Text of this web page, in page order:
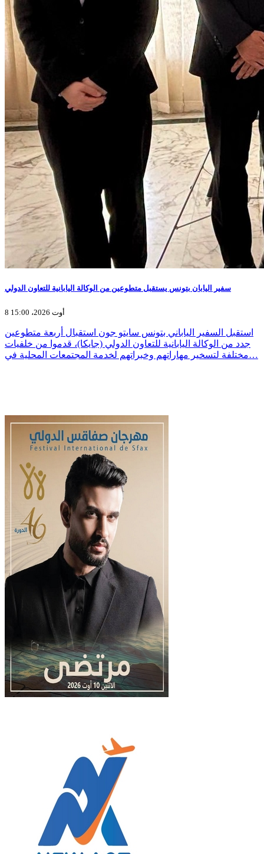
سفير اليابان بتونس يستقبل متطوعين من الوكالة اليابانية للتعاون الدولي
8 أوت 2026، 15:00
استقبل السفير الياباني بتونس سايتو جون استقبال أربعة متطوعين
جدد من الوكالة اليابانية للتعاون الدولي (جايكا)، قدموا من خلفيات
مختلفة لتسخير مهاراتهم وخبراتهم لخدمة المجتمعات المحلية في…